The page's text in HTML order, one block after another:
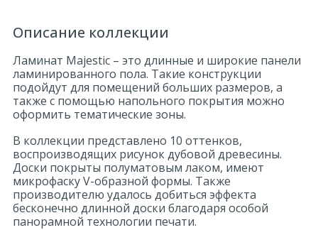
Описание коллекции
Ламинат Majestic – это длинные и широкие панели
ламинированного пола. Такие конструкции
подойдут для помещений больших размеров, а
также с помощью напольного покрытия можно
оформить тематические зоны.
В коллекции представлено 10 оттенков,
воспроизводящих рисунок дубовой древесины.
Доски покрыты полуматовым лаком, имеют
микрофаску V-образной формы. Также
производителю удалось добиться эффекта
бесконечно длинной доски благодаря особой
панорамной технологии печати.